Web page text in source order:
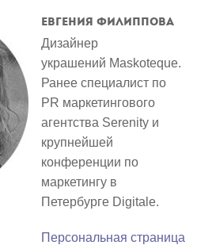
Онлайн-школы
Евгения Филиппова
Дизайнер
украшений Maskoteque.
Ранее специалист по
PR маркетингового
агентства Serenity и
крупнейшей
конференции по
маркетингу в
Петербурге Digitale.
Персональная страница